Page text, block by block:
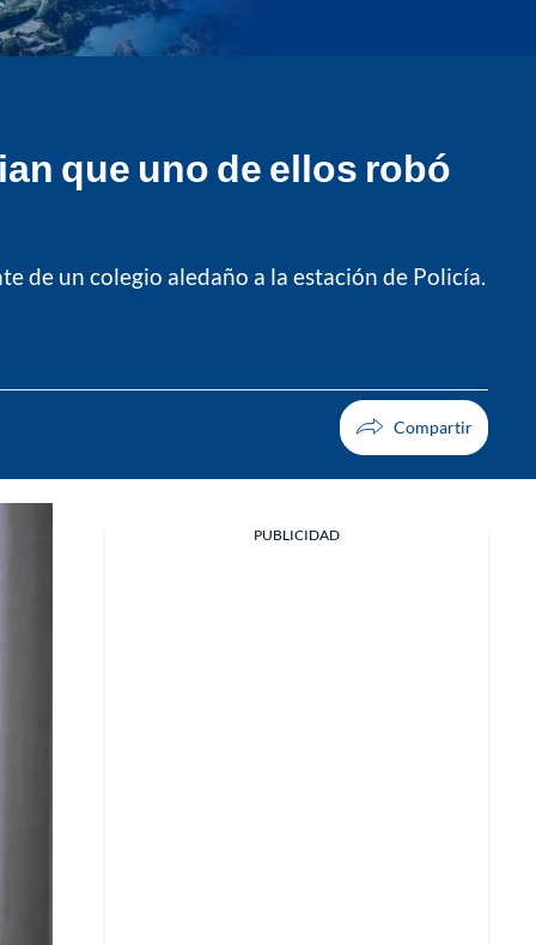
que uno de ellos robó
de un colegio aledaño a la estación de Policía.
PUBLICIDAD